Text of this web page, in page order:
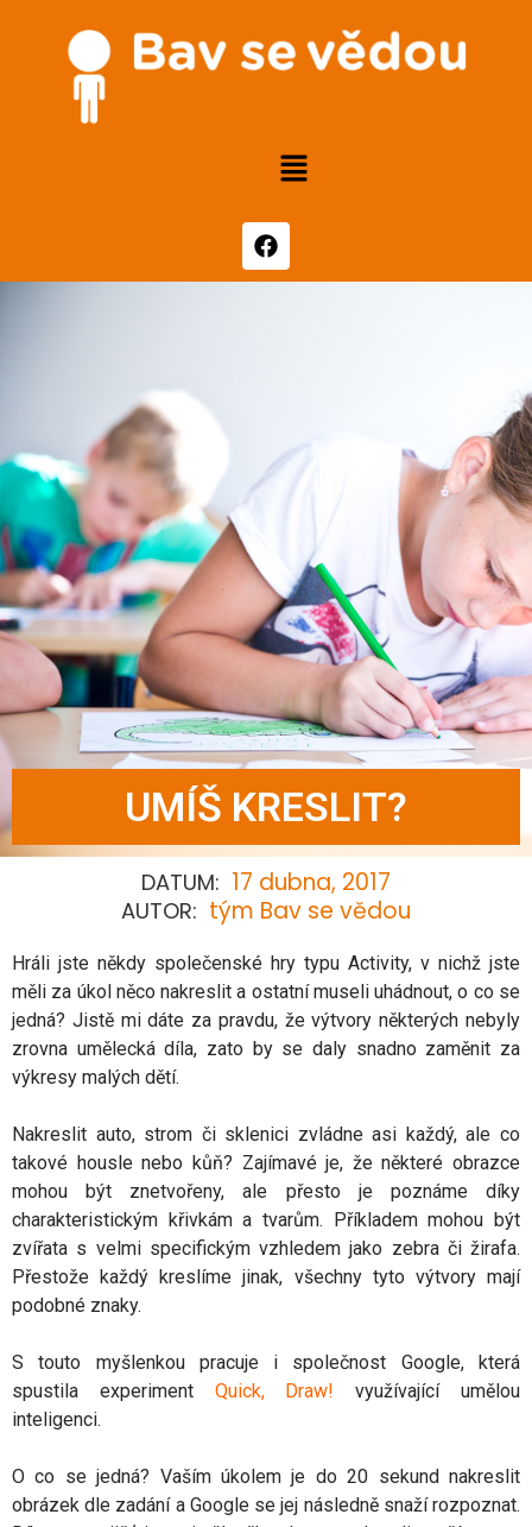
UMÍŠ KRESLIT?
DATUM: 17 dubna, 2017
AUTOR: tým Bav se vědou
Hráli jste někdy společenské hry typu Activity, v nichž jste
měli za úkol něco nakreslit a ostatní museli uhádnout, o co se
jedná? Jistě mi dáte za pravdu, že výtvory některých nebyly
zrovna umělecká díla, zato by se daly snadno zaměnit za
výkresy malých dětí.
Nakreslit auto, strom či sklenici zvládne asi každý, ale co
takové housle nebo kůň? Zajímavé je, že některé obrazce
mohou být znetvořeny, ale přesto je poznáme díky
charakteristickým křivkám a tvarům. Příkladem mohou být
zvířata s velmi specifickým vzhledem jako zebra či žirafa.
Přestože každý kreslíme jinak, všechny tyto výtvory mají
podobné znaky.
S touto myšlenkou pracuje i společnost Google, která
spustila experiment Quick, Draw! využívající umělou
inteligenci.
O co se jedná? Vaším úkolem je do 20 sekund nakreslit
obrázek dle zadání a Google se jej následně snaží rozpoznat.